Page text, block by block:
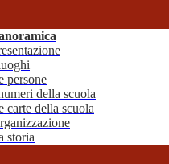
persone
della scuola
carte della scuola
storia